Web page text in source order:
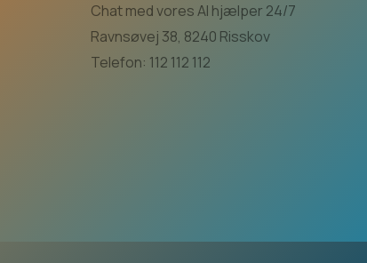
Chat med vores AI hjælper 24/7
Ravnsøvej 38, 8240 Risskov
Telefon: 112 112 112